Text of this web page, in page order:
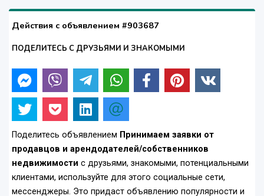
Действия с объявлением #903687
ПОДЕЛИТЕСЬ С ДРУЗЬЯМИ И ЗНАКОМЫМИ
Поделитесь объявлением Принимаем заявки от
продавцов и арендодателей/собственников
недвижимости с друзьями, знакомыми, потенциальными
клиентами, используйте для этого социальные сети,
мессенджеры. Это придаст объявлению популярности и